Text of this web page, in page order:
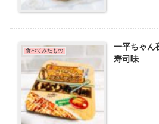
食べてみたもの
一平ちゃん
寿司味